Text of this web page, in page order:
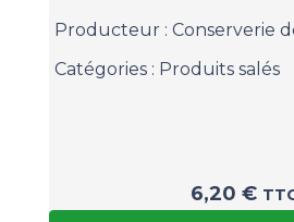
Producteur : Conserverie
Catégories : Produits salés
6,20 €